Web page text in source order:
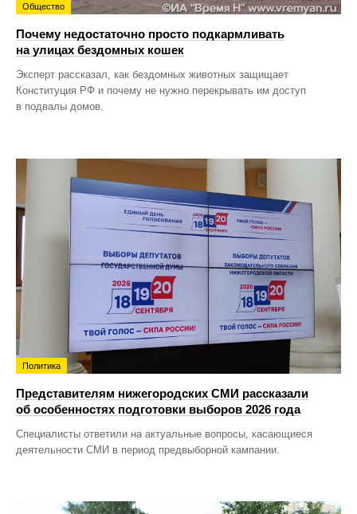
Общество
Почему недостаточно просто подкармливать
на улицах бездомных кошек
Эксперт рассказал, как бездомных животных защищает
Конституция РФ и почему не нужно перекрывать им доступ
в подвалы домов.
Политика
Представителям нижегородских СМИ рассказали
об особенностях подготовки выборов 2026 года
Специалисты ответили на актуальные вопросы, касающиеся
деятельности СМИ в период предвыборной кампании.